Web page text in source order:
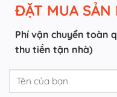
ĐẶT MUA SẢN
Phí vận chuyển toàn
thu tiền tận nhà)